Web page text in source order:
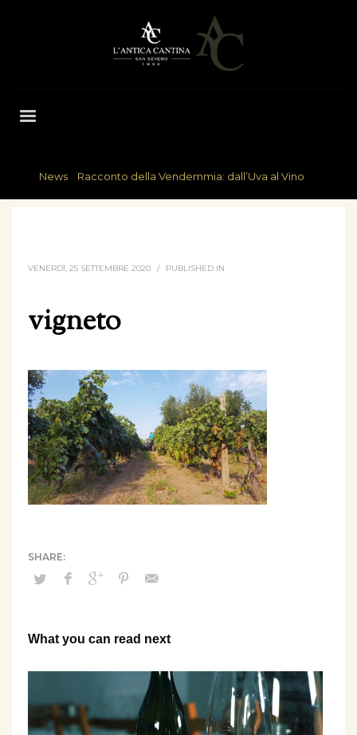
News Racconto della Vendemmia: dall’Uva al Vino
VENERDÌ, 25 SETTEMBRE 2020 / PUBLISHED IN
vigneto
What you can read next